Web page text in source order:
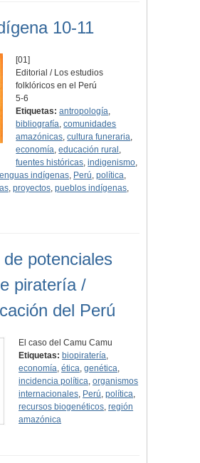
10-11
[01]
Editorial / Los estudios
folklóricos en el Perú
5-6
Etiquetas: antropología,
bibliografía,comunidades
amazónicas,cultura funeraria,
economía,educación rural ,
fuentes históricas,indigenismo,
lenguas indígenas, Perú, política,
, proyectos, pueblos indígenas,
potenciales
piratería /
del Perú
El caso del Camu Camu
Etiquetas: biopiratería,
economía,ética,genética,
incidencia política,organismos
internacionales, Perú,política,
recursos biogenéticos,región
amazónica